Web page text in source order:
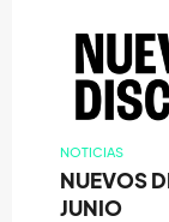
NOTICIAS
NUEVOS
JUNIO